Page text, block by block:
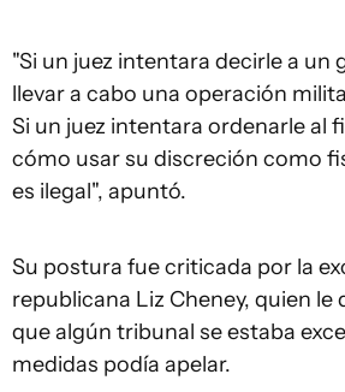
"Si un juez intentara decirle a un
llevar a cabo una operación
Si un juez intentara ordenarle al
cómo usar su discreción como
es ilegal", apuntó.
Su postura fue criticada por la
republicana Liz Cheney, quien le
que algún tribunal se estaba
medidas podía apelar.